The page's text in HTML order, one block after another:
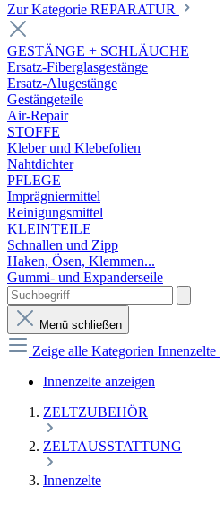
Zur Kategorie REPARATUR
GESTÄNGE + SCHLÄUCHE
Ersatz-Fiberglasgestänge
Ersatz-Alugestänge
Gestängeteile
Air-Repair
STOFFE
Kleber und Klebefolien
Nahtdichter
PFLEGE
Imprägniermittel
Reinigungsmittel
KLEINTEILE
Schnallen und Zipp
Haken, Ösen, Klemmen...
Gummi- und Expanderseile
Menü schließen
Zeige alle Kategorien Innenzelte
Innenzelte anzeigen
ZELTZUBEHÖR
ZELTAUSSTATTUNG
Innenzelte